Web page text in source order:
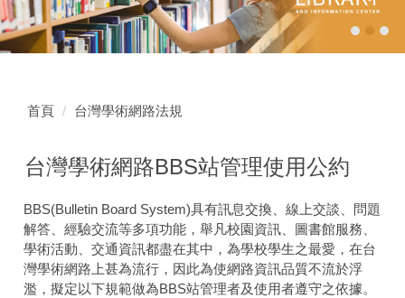
首頁 台灣學術網路法規
台灣學術網路BBS站管理使用公約
BBS(Bulletin Board System)具有訊息交換、線上交談、問題
解答、經驗交流等多項功能，舉凡校園資訊、圖書館服務、
學術活動、交通資訊都盡在其中，為學校學生之最愛，在台
灣學術網路上甚為流行，因此為使網路資訊品質不流於浮
濫，擬定以下規範做為BBS站管理者及使用者遵守之依據。